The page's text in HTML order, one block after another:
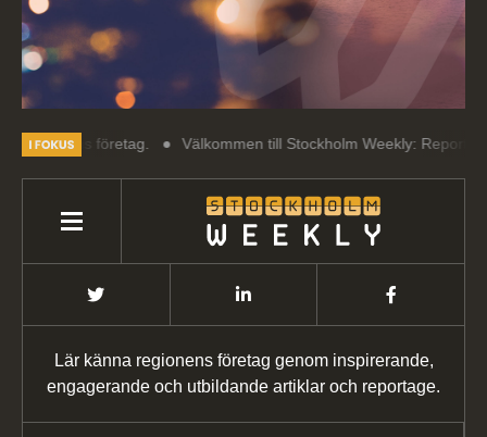
företag. Välkommen till Stockholm Weekly: Reportage,
Lär känna regionens företag genom inspirerande,
engagerande och utbildande artiklar och reportage.